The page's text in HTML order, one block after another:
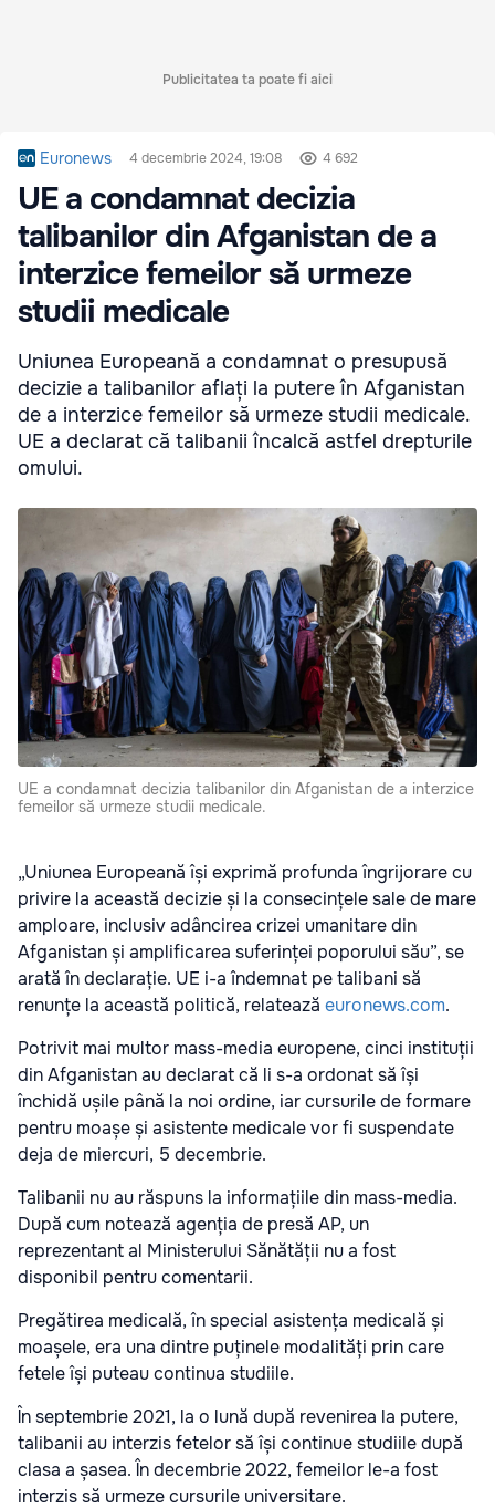
Publicitatea ta poate fi aici
Euronews 4 decembrie 2024, 19:08 4 692
UE a condamnat decizia
talibanilor din Afganistan de a
interzice femeilor să urmeze
studii medicale
Uniunea Europeană a condamnat o presupusă
decizie a talibanilor aflați la putere în Afganistan
de a interzice femeilor să urmeze studii medicale.
UE a declarat că talibanii încalcă astfel drepturile
omului.
UE a condamnat decizia talibanilor din Afganistan de a interzice
femeilor să urmeze studii medicale.
„Uniunea Europeană își exprimă profunda îngrijorare cu
privire la această decizie și la consecințele sale de mare
amploare, inclusiv adâncirea crizei umanitare din
Afganistan și amplificarea suferinței poporului său”, se
arată în declarație. UE i-a îndemnat pe talibani să
renunțe la această politică, relatează euronews.com.
Potrivit mai multor mass-media europene, cinci instituții
din Afganistan au declarat că li s-a ordonat să își
închidă ușile până la noi ordine, iar cursurile de formare
pentru moașe și asistente medicale vor fi suspendate
deja de miercuri, 5 decembrie.
Talibanii nu au răspuns la informațiile din mass-media.
După cum notează agenția de presă AP, un
reprezentant al Ministerului Sănătății nu a fost
disponibil pentru comentarii.
Pregătirea medicală, în special asistența medicală și
moașele, era una dintre puținele modalități prin care
fetele își puteau continua studiile.
În septembrie 2021, la o lună după revenirea la putere,
talibanii au interzis fetelor să își continue studiile după
clasa a șasea. În decembrie 2022, femeilor le-a fost
interzis să urmeze cursurile universitare.